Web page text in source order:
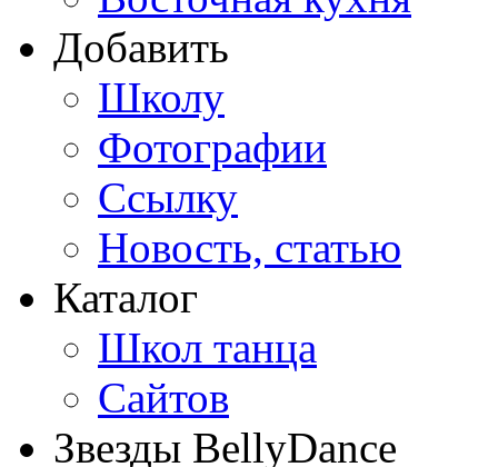
Добавить
Школу
Фотографии
Ссылку
Новость, статью
Каталог
Школ танца
Сайтов
Звезды BellyDance